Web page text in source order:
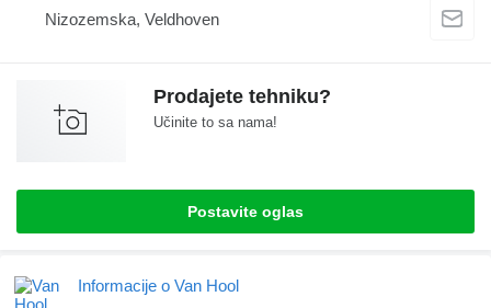
Nizozemska, Veldhoven
Prodajete tehniku?
Učinite to sa nama!
Postavite oglas
Informacije o Van Hool